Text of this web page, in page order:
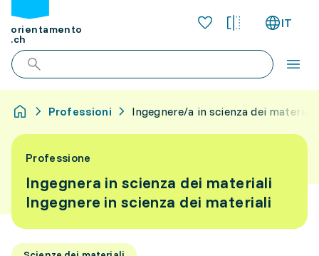
orientamento
.ch
IT
Professioni Ingegnere/a in scienza dei materiali
Professione
Ingegnera in scienza dei materiali
Ingegnere in scienza dei materiali